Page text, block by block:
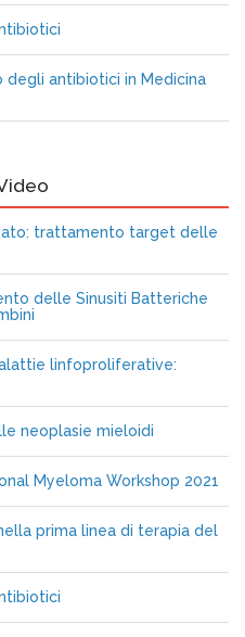
antibiotici in Medicina
trattamento target delle
delle Sinusiti Batteriche
linfoproliferative:
neoplasie mieloidi
Myeloma Workshop 2021
prima linea di terapia del